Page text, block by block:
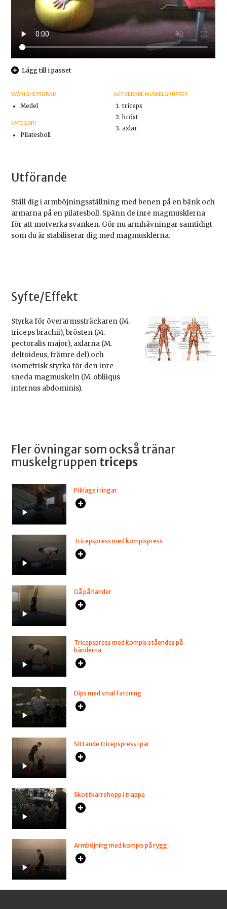
Lägg till i passet
SVÅRIGHETSGRAD
Medel
KATEGORI
Pilatesboll
AKTIVERADE MUSKELGRUPPER
triceps
bröst
axlar
Utförande
Ställ dig i armböjningsställning med benen på en bänk och
armarna på en pilatesboll. Spänn de inre magmusklerna
för att motverka svanken. Gör nu armhävningar samtidigt
som du är stabiliserar dig med magmusklerna.
Syfte/Effekt
Styrka för överarmssträckaren (M.
triceps brachii), brösten (M.
pectoralis major), axlarna (M.
deltoideus, främre del) och
isometrisk styrka för den inre
sneda magmuskeln (M. obliiqus
internus abdominis).
Fler övningar som också tränar
muskelgruppen triceps
Pikläge i ringar
Tricepspress med kompispress
Gå på händer
Tricepspress med kompis ståendes på
händerna
Dips med smal fattning
Sittande tricepspress i par
Skottkärrehopp i trappa
Armböjning med kompis på rygg